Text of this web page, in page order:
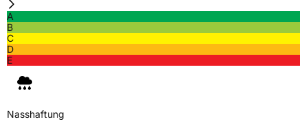
EU Label
Nasshaftung
Rollgeräusch (Klasse)
A
B
C
D
E
Nasshaftung